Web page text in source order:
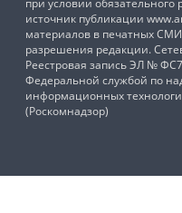
при условии
источник публикации
материалов в печатных СМИ
разрешения редакции.
Реестровая запись ЭЛ №
Федеральной службой по
информационных
(Роскомнадзор)